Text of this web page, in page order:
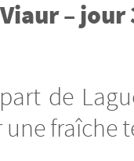
–
de
fraîche